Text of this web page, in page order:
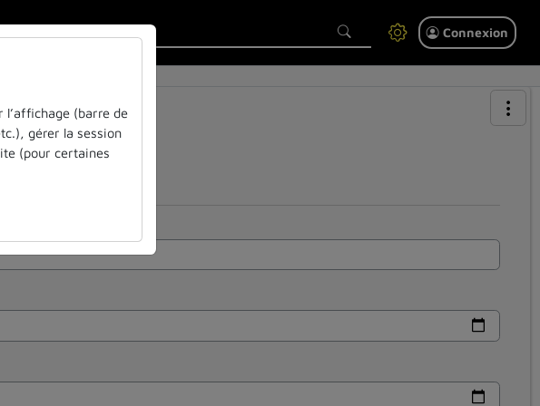
Connexion
l’affichage (barre de
gérer la session
(pour certaines